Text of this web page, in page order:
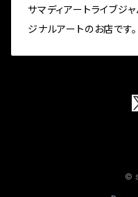
サマディアートライブ
ジナルアートのお店です。
©